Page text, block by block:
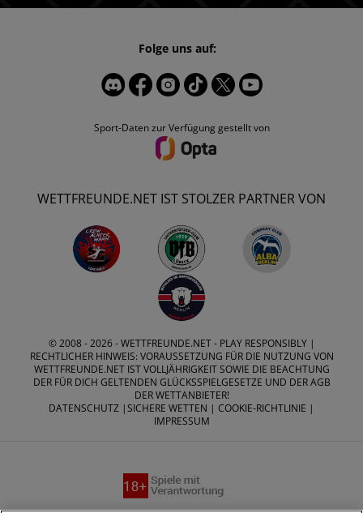
Sport-Daten zur Verfügung gestellt von
Folge uns auf:
WETTFREUNDE.NET IST STOLZER PARTNER VON
© 2008 - 2026 -WETTFREUNDE.NET- PLAY RESPONSIBLY |
RECHTLICHER HINWEIS: VORAUSSETZUNG FÜR DIE NUTZUNG VON
WETTFREUNDE.NET IST VOLLJÄHRIGKEIT SOWIE DIE BEACHTUNG
DER FÜR DICH GELTENDEN GLÜCKSSPIELGESETZE UND DER AGB
DER WETTANBIETER!
DATENSCHUTZ |SICHERE WETTEN | COOKIE-RICHTLINIE |
IMPRESSUM